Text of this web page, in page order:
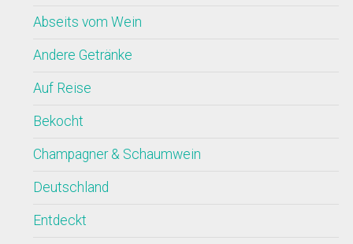
Abseits vom Wein
Andere Getränke
Auf Reise
Bekocht
Champagner & Schaumwein
Deutschland
Entdeckt